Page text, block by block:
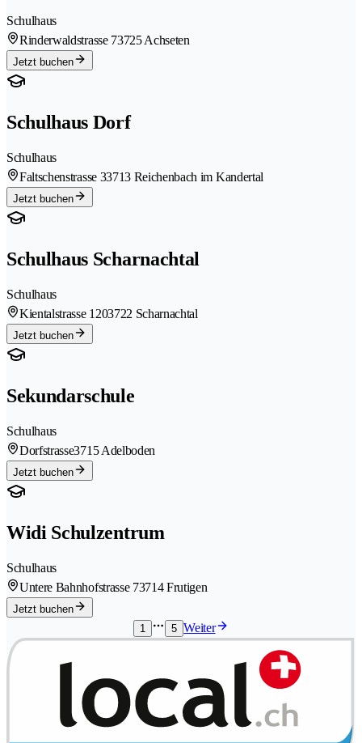
Schulhaus
Rinderwaldstrasse 73725 Achseten
Jetzt buchen
Schulhaus Dorf
Schulhaus
Faltschenstrasse 33713 Reichenbach im Kandertal
Jetzt buchen
Schulhaus Scharnachtal
Schulhaus
Kientalstrasse 1203722 Scharnachtal
Jetzt buchen
Sekundarschule
Schulhaus
Dorfstrasse3715 Adelboden
Jetzt buchen
Widi Schulzentrum
Schulhaus
Untere Bahnhofstrasse 73714 Frutigen
Jetzt buchen
1
5 Weiter